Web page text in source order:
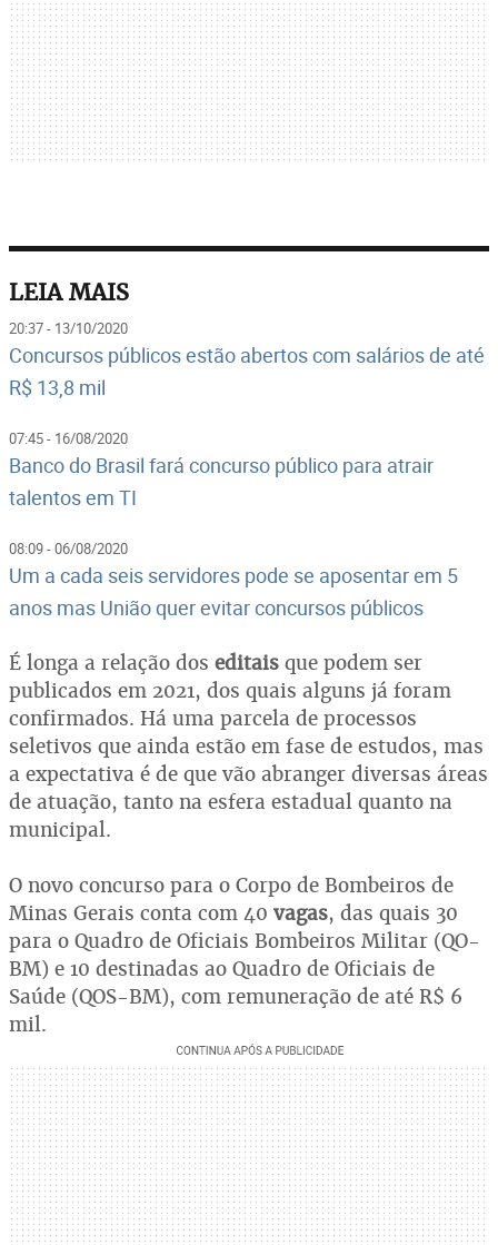
LEIA MAIS
20:37 - 13/10/2020
Concursos públicos estão abertos com salários de até
R$ 13,8 mil
07:45 - 16/08/2020
Banco do Brasil fará concurso público para atrair
talentos em TI
08:09 - 06/08/2020
Um a cada seis servidores pode se aposentar em 5
anos mas União quer evitar concursos públicos
É longa a relação dos editais que podem ser
publicados em 2021, dos quais alguns já foram
confirmados. Há uma parcela de processos
seletivos que ainda estão em fase de estudos, mas
a expectativa é de que vão abranger diversas áreas
de atuação, tanto na esfera estadual quanto na
municipal.
O novo concurso para o Corpo de Bombeiros de
Minas Gerais conta com 40 vagas, das quais 30
para o Quadro de Oficiais Bombeiros Militar (QO-
BM) e 10 destinadas ao Quadro de Oficiais de
Saúde (QOS-BM), com remuneração de até R$ 6
mil.